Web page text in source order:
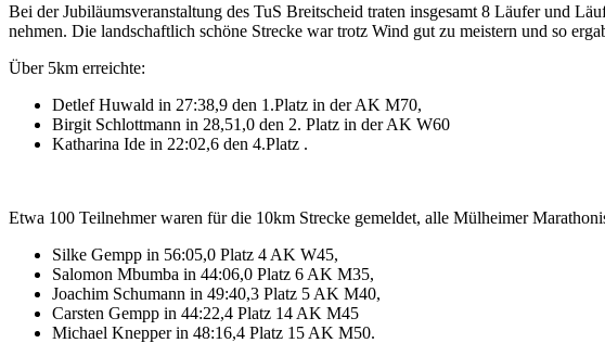
Bei der Jubiläumsveranstaltung des TuS Breitscheid traten insgesamt 8 Läufer und
nehmen. Die landschaftlich schöne Strecke war trotz Wind gut zu meistern und so
Über 5km erreichte:
Detlef Huwald in 27:38,9 den 1.Platz in der AK M70,
Birgit Schlottmann in 28,51,0 den 2. Platz in der AK W60
Katharina Ide in 22:02,6 den 4.Platz .
Etwa 100 Teilnehmer waren für die 10km Strecke gemeldet, alle Mülheimer
Silke Gempp in 56:05,0 Platz 4 AK W45,
Salomon Mbumba in 44:06,0 Platz 6 AK M35,
Joachim Schumann in 49:40,3 Platz 5 AK M40,
Carsten Gempp in 44:22,4 Platz 14 AK M45
Michael Knepper in 48:16,4 Platz 15 AK M50.